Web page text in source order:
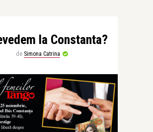
la Constanta?
de Simona Catrina